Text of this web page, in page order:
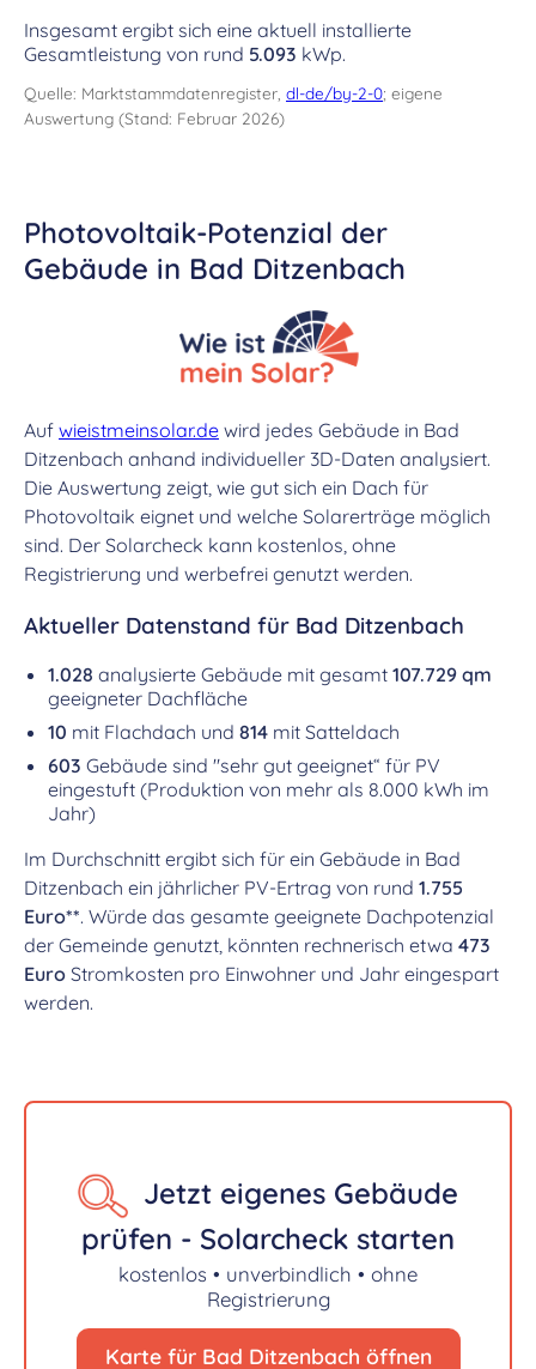
Insgesamt ergibt sich eine aktuell installierte
Gesamtleistung von rund 5.093 kWp.
Quelle: Marktstammdatenregister, dl-de/by-2-0; eigene
Auswertung (Stand: Februar 2026)
Photovoltaik-Potenzial der
Gebäude in Bad Ditzenbach
Auf wieistmeinsolar.de wird jedes Gebäude in Bad
Ditzenbach anhand individueller 3D-Daten analysiert.
Die Auswertung zeigt, wie gut sich ein Dach für
Photovoltaik eignet und welche Solarerträge möglich
sind. Der Solarcheck kann kostenlos, ohne
Registrierung und werbefrei genutzt werden.
Aktueller Datenstand für Bad Ditzenbach
1.028 analysierte Gebäude mit gesamt 107.729 qm
geeigneter Dachfläche
10 mit Flachdach und 814 mit Satteldach
603 Gebäude sind "sehr gut geeignet“ für PV
eingestuft (Produktion von mehr als 8.000 kWh im
Jahr)
Im Durchschnitt ergibt sich für ein Gebäude in Bad
Ditzenbach ein jährlicher PV-Ertrag von rund 1.755
Euro**. Würde das gesamte geeignete Dachpotenzial
der Gemeinde genutzt, könnten rechnerisch etwa 473
Euro Stromkosten pro Einwohner und Jahr eingespart
werden.
Jetzt eigenes Gebäude
prüfen - Solarcheck starten
kostenlos • unverbindlich • ohne
Registrierung
Karte für Bad Ditzenbach öffnen